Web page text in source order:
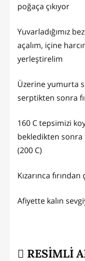
poğaça çıkıyor
Yuvarladığımız
açalım, içine
yerleştirelim
Üzerine yumurta
serptikten sonra
160 C tepsimizi
bekledikten sonra
(200 C)
Kızarınca
Afiyette kalın
RESİMLİ